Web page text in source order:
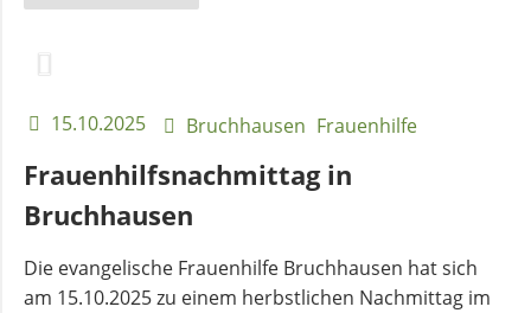
meets
15.10.2025 Bruchhausen Frauenhilfe
Frauenhilfsnachmittag in
Bruchhausen
Die evangelische Frauenhilfe Bruchhausen hat sich
am 15.10.2025 zu einem herbstlichen Nachmittag im